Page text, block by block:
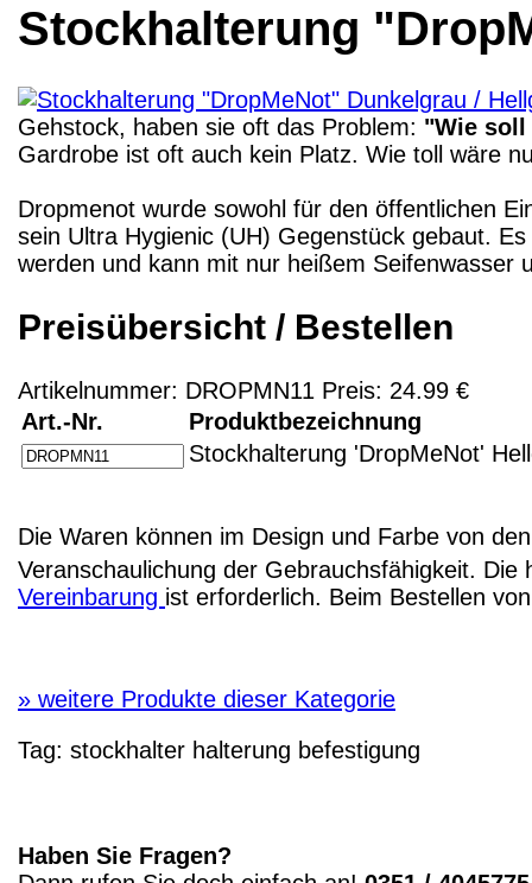
Stockhalterung
Gehstock, haben sie oft das Problem: "Wie soll
Gardrobe ist oft auch kein Platz. Wie toll wäre
Dropmenot wurde sowohl für den öffentlichen
sein Ultra Hygienic (UH) Gegenstück gebaut.
werden und kann mit nur heißem Seifenwasser
Preisübersicht / Bestellen
Artikelnummer: DROPMN11 Preis: 24.99 €
Art.-Nr.
Produktbezeichnung
Stockhalterung 'DropMeNot'
Die Waren können im Design und Farbe von
Veranschaulichung der Gebrauchsfähigkeit.
Vereinbarung ist erforderlich. Beim Bestellen
» weitere Produkte dieser Kategorie
Tag: stockhalter halterung befestigung
Haben Sie Fragen?